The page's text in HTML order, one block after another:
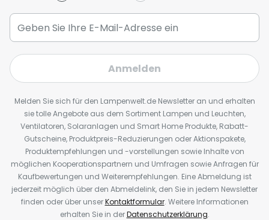
Anmelden
Melden Sie sich für den Lampenwelt.de Newsletter an und erhalten
sie tolle Angebote aus dem Sortiment Lampen und Leuchten,
Ventilatoren, Solaranlagen und Smart Home Produkte, Rabatt-
Gutscheine, Produktpreis-Reduzierungen oder Aktionspakete,
Produktempfehlungen und -vorstellungen sowie Inhalte von
möglichen Kooperationspartnern und Umfragen sowie Anfragen für
Kaufbewertungen und Weiterempfehlungen. Eine Abmeldung ist
jederzeit möglich über den Abmeldelink, den Sie in jedem Newsletter
finden oder über unserKontaktformular. Weitere Informationen
erhalten Sie in derDatenschutzerklärung.